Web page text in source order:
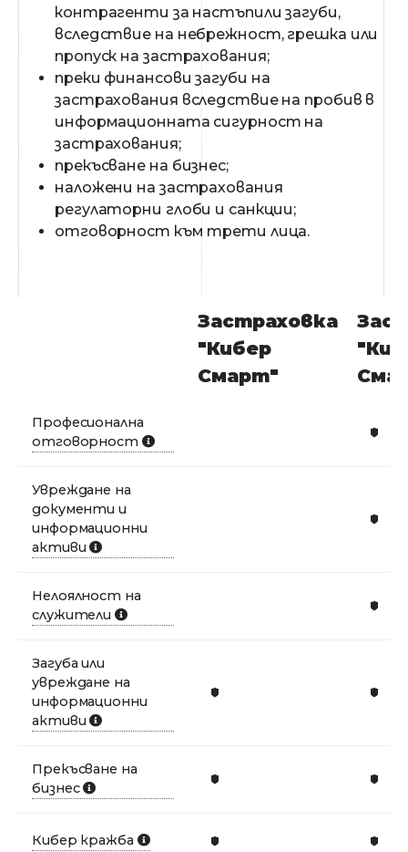
контрагенти за настъпили загуби,
вследствие на небрежност, грешка или
пропуск на застрахования;
преки финансови загуби на
застрахования вследствие на пробив в
информационната сигурност на
застрахования;
прекъсване на бизнес;
наложени на застрахования
регулаторни глоби и санкции;
отговорност към трети лица.
Застраховка
"Кибер
Смарт"​
Професионална
отговорност
Увреждане на
документи и
информационни
активи
Нелоялност на
служители
Загуба или
увреждане на
информационни
активи
Прекъсване на
бизнес
Кибер кражба